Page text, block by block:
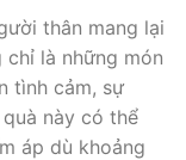
thân mang lại
là những món
tình cảm, sự
này có thể
áp dù khoảng